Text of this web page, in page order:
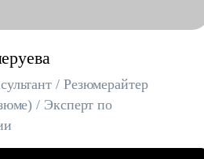
/ Резюмерайтер
/ Эксперт по